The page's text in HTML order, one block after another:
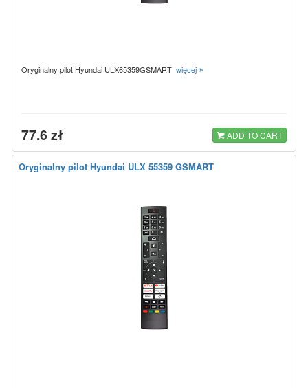
Oryginalny pilot Hyundai ULX65359GSMART więcej
77.6 zł ADD TO CART
Oryginalny pilot Hyundai ULX 55359 GSMART